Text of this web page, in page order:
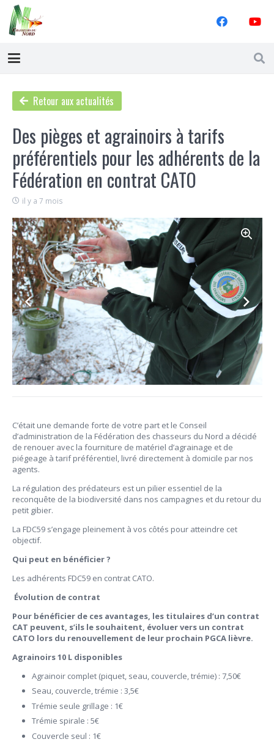
Retour aux actualités
Des pièges et agrainoirs à tarifs
préférentiels pour les adhérents de la
Fédération en contrat CATO
il y a 7 mois
C’était une demande forte de votre part et le Conseil
d’administration de la Fédération des chasseurs du Nord a décidé
de renouer avec la fourniture de matériel d’agrainage et de
piégeage à tarif préférentiel, livré directement à domicile par nos
agents.
La régulation des prédateurs est un pilier essentiel de la
reconquête de la biodiversité dans nos campagnes et du retour du
petit gibier.
La FDC59 s’engage pleinement à vos côtés pour atteindre cet
objectif.
Qui peut en bénéficier ?
Les adhérents FDC59 en contrat CATO.
Évolution de contrat
Pour bénéficier de ces avantages, les titulaires d’un contrat
CAT peuvent, s’ils le souhaitent, évoluer vers un contrat
CATO lors du renouvellement de leur prochain PGCA lièvre.
Agrainoirs 10 L disponibles
Agrainoir complet (piquet, seau, couvercle, trémie) : 7,50€
Seau, couvercle, trémie : 3,5€
Trémie seule grillage : 1€
Trémie spirale : 5€
Couvercle seul : 1€